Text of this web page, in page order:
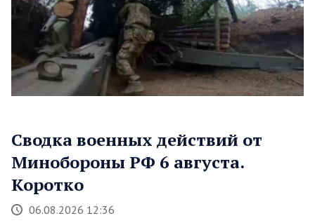
Сводка военных действий от
Минобороны РФ 6 августа.
Коротко
06.08.2026 12:36